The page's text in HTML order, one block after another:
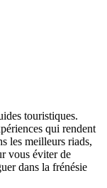
touristiques.
qui rendent
les meilleurs riads,
vous éviter de
dans la frénésie